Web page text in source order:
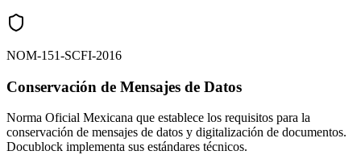
NOM-151-SCFI-2016
Conservación de Mensajes de Datos
Norma Oficial Mexicana que establece los requisitos para la
conservación de mensajes de datos y digitalización de documentos.
Docublock implementa sus estándares técnicos.